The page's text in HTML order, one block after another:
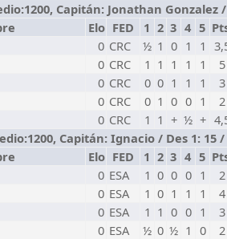
Capitán: Jonathan Gonzalez
Elo FED 1 2 3 4 5
0 CRC ½ 1 0 1 1
0 CRC 1 1 1 1 1
5
0 CRC 0 0 1 1 1
3
0 CRC 0 1 0 0 1
2
0 CRC 1 1 + ½ +
Capitán: Ignacio / Des 1: 15 /
Elo FED 1 2 3 4 5
0 ESA 1 0 0 0 1
2
0 ESA 1 0 1 1 1
4
0 ESA 1 1 0 0 1
3
0 ESA ½ 0 ½ 1 0
2